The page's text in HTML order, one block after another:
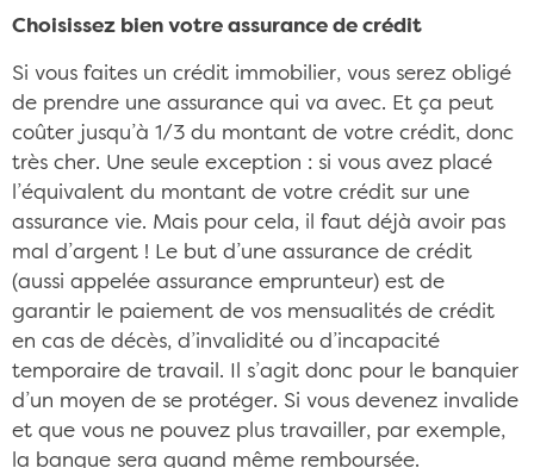
Choisissez bien votre assurance de crédit
Si vous faites un crédit immobilier, vous serez obligé
de prendre une assurance qui va avec. Et ça peut
coûter jusqu’à 1/3 du montant de votre crédit, donc
très cher. Une seule exception : si vous avez placé
l’équivalent du montant de votre crédit sur une
assurance vie. Mais pour cela, il faut déjà avoir pas
mal d’argent ! Le but d’une assurance de crédit
(aussi appelée assurance emprunteur) est de
garantir le paiement de vos mensualités de crédit
en cas de décès, d’invalidité ou d’incapacité
temporaire de travail. Il s’agit donc pour le banquier
d’un moyen de se protéger. Si vous devenez invalide
et que vous ne pouvez plus travailler, par exemple,
la banque sera quand même remboursée.